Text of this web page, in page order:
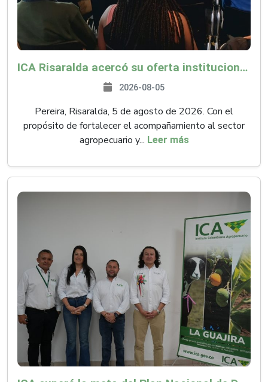
ICA Risaralda acercó su oferta institucional a productores y emprendedores en Expocamello
2026-08-05
Pereira, Risaralda, 5 de agosto de 2026. Con el
propósito de fortalecer el acompañamiento al sector
agropecuario y... Leer más